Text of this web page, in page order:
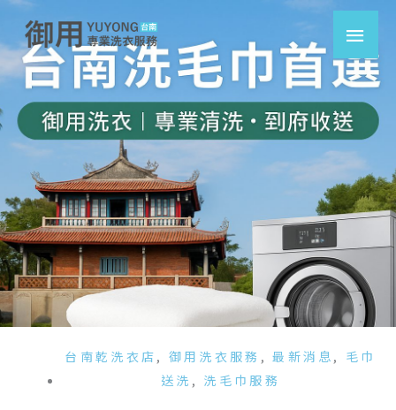
跳
主
要
內
容
主
要
選
單
台南乾洗衣店 , 御用洗衣服務 ,最新消息 , 毛巾
送洗 , 洗毛巾服務